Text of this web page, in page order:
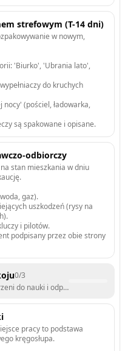
strefowym (T-14 dni)
w nowym,
'Biurko', 'Ubrania lato',
do kruchych
nocy' (pościel, ładowarka,
są spakowane i opisane.
odbiorczy
stan mieszkania w dniu
gaz).
uszkodzeń (rysy na
i pilotów.
podpisany przez obie strony
0/3
do nauki i odpoczynku.
pracy to podstawa
kręgosłupa.